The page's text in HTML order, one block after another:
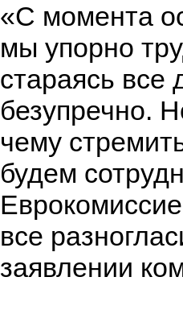
«С момента
мы упорно
стараясь все
безупречно.
чему
будем
все
заявлении